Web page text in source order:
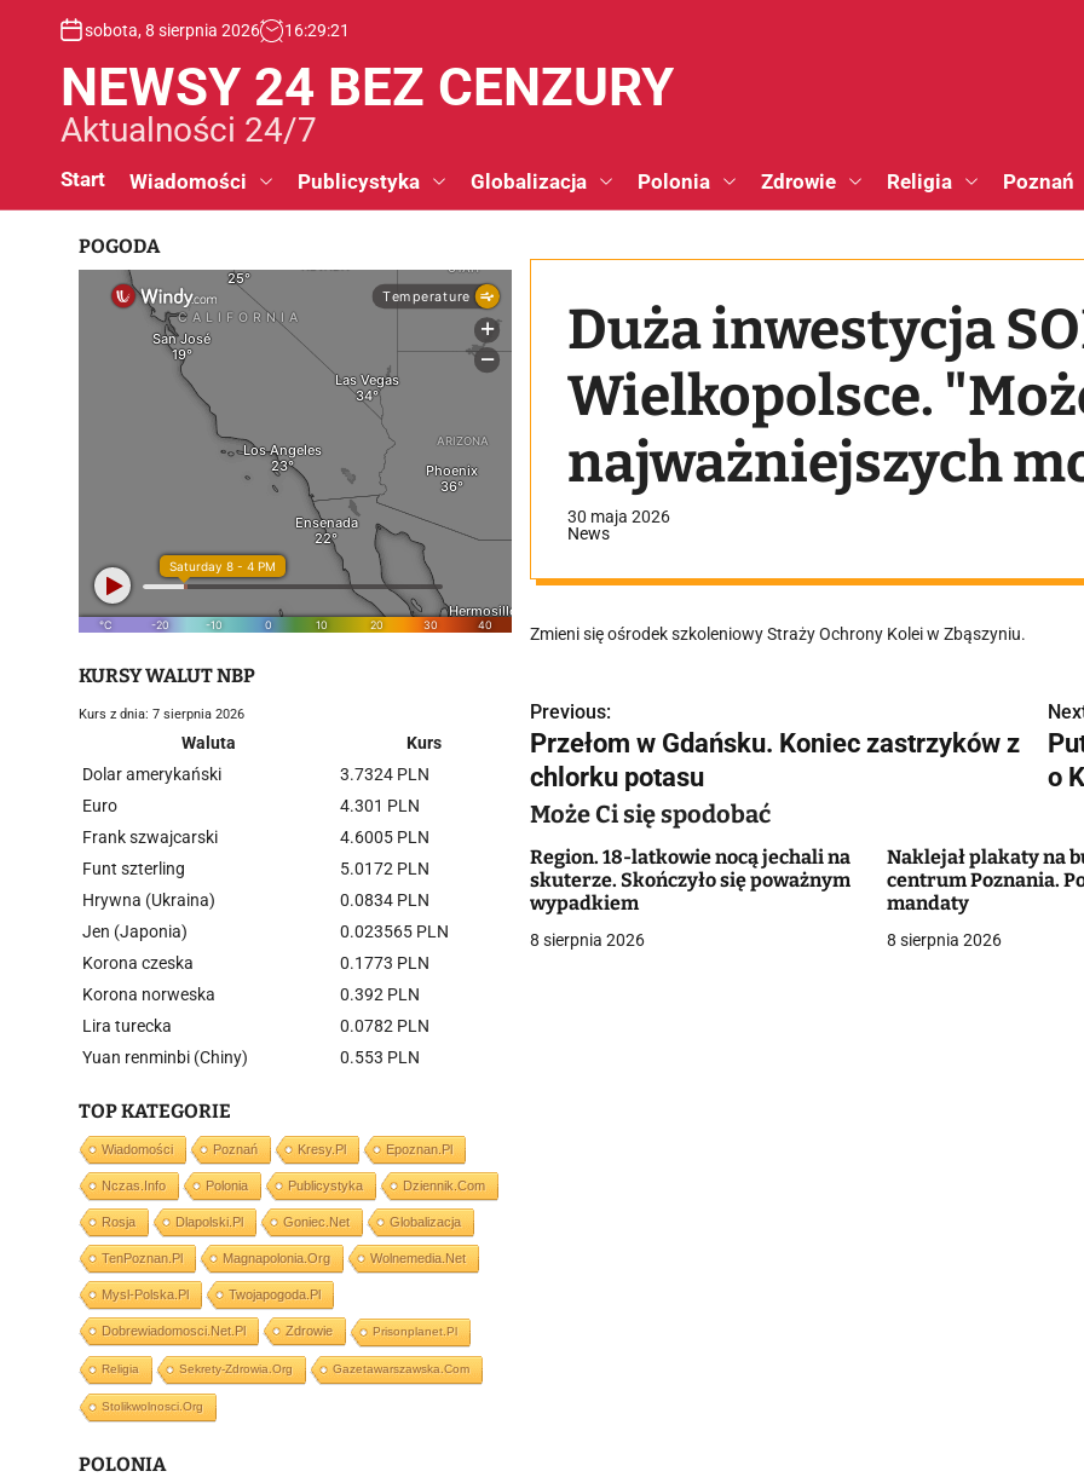
sobota, 8 sierpnia 2026 16:29:22
NEWSY 24 BEZ CENZURY
Aktualności 24/7
Start Wiadomości Publicystyka Globalizacja Polonia Zdrowie Religia Poznań
Duża inwestycja
Wielkopolsce.
najważniejszych
infrastruktury
30 maja 2026
News
Zmieni się ośrodek szkoleniowy Straży Ochrony Kolei w Zbąszyniu.
N
a
w
i
g
a
Previous:
Przełom w Gdańsku. Koniec zastrzyków z
chlorku potasu
o
Może Ci się spodobać
Region. 18-latkowie nocą jechali na
skuterze. Skończyło się poważnym
wypadkiem
8 sierpnia 2026
Naklejał plakaty na
centrum Poznania.
mandaty
8 sierpnia 2026
POGODA
KURSY WALUT NBP
Kurs z dnia: 7 sierpnia 2026
Waluta
Kurs
Dolar amerykański
3.7324 PLN
Euro
4.301 PLN
Frank szwajcarski
4.6005 PLN
Funt szterling
5.0172 PLN
Hrywna (Ukraina)
0.0834 PLN
Jen (Japonia)
0.023565 PLN
Korona czeska
0.1773 PLN
Korona norweska
0.392 PLN
Lira turecka
0.0782 PLN
Yuan renminbi (Chiny)
0.553 PLN
TOP KATEGORIE
Wiadomości Poznań Kresy.pl Epoznan.pl
Nczas.info Polonia Publicystyka Dziennik.com
Rosja Dlapolski.pl Goniec.net Globalizacja
TenPoznan.pl Magnapolonia.org Wolnemedia.net
Mysl-Polska.pl Twojapogoda.pl
Dobrewiadomosci.net.pl Zdrowie Prisonplanet.pl
Religia Sekrety-Zdrowia.org Gazetawarszawska.com
Stolikwolnosci.org
POLONIA